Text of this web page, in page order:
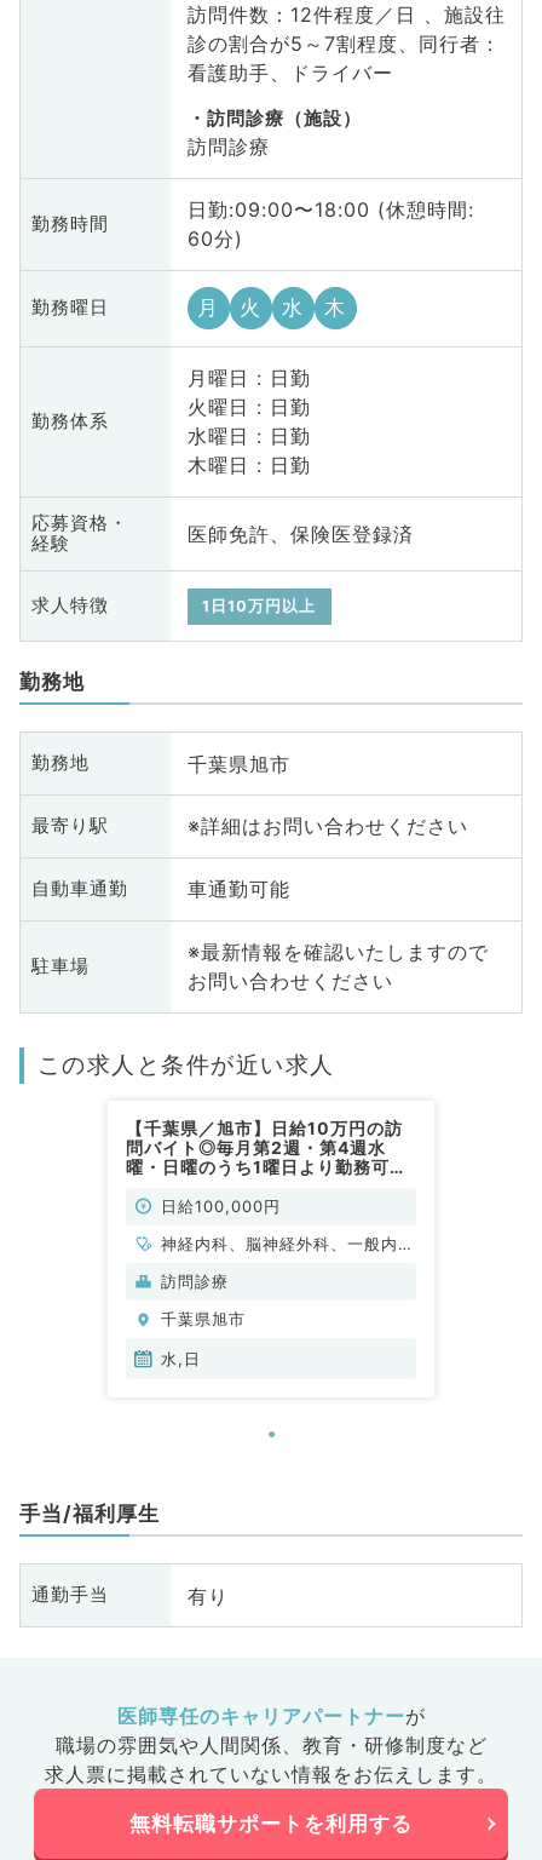
訪問件数：12件程度／日 、施設往
診の割合が5～7割程度、同行者：
看護助手、ドライバー
訪問診療（施設）
訪問診療
勤務時間
日勤:09:00〜18:00 (休憩時間:
60分)
勤務曜日 月 火 水 木
勤務体系
月曜日 : 日勤
火曜日 : 日勤
水曜日 : 日勤
木曜日 : 日勤
応募資格・
経験
医師免許、保険医登録済
求人特徴 1日10万円以上
勤務地
勤務地 千葉県旭市
最寄り駅 ※詳細はお問い合わせください
自動車通勤 車通勤可能
駐車場
※最新情報を確認いたしますので
お問い合わせください
この求人と条件が近い求人
【千葉県／旭市】日給10万円の訪
問バイト◎毎月第2週・第4週水
曜・日曜のうち1曜日より勤務可能
日給100,000円
神経内科、脳神経外科、一般内
科、老年内科、外科系全般、一般
訪問診療
千葉県旭市
水,日
手当/福利厚生
通勤手当 有り
医師専任のキャリアパートナーが
職場の雰囲気や人間関係、 教育・研修制度など
求人票に掲載されていない情報をお伝えします。
無料転職サポートを利用する